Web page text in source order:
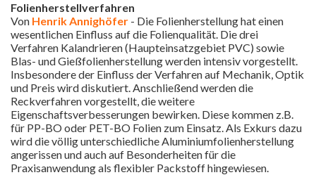
Folienherstellverfahren
Von Henrik Annighöfer - Die Folienherstellung hat einen
wesentlichen Einfluss auf die Folienqualität. Die drei
Verfahren Kalandrieren (Haupteinsatzgebiet PVC) sowie
Blas- und Gießfolienherstellung werden intensiv vorgestellt.
Insbesondere der Einfluss der Verfahren auf Mechanik, Optik
und Preis wird diskutiert. Anschließend werden die
Reckverfahren vorgestellt, die weitere
Eigenschaftsverbesserungen bewirken. Diese kommen z.B.
für PP-BO oder PET-BO Folien zum Einsatz. Als Exkurs dazu
wird die völlig unterschiedliche Aluminiumfolienherstellung
angerissen und auch auf Besonderheiten für die
Praxisanwendung als flexibler Packstoff hingewiesen.